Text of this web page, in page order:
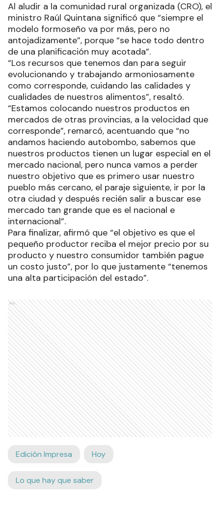
Al aludir a la comunidad rural organizada (CRO), el
ministro Raúl Quintana significó que “siempre el
modelo formoseño va por más, pero no
antojadizamente”, porque “se hace todo dentro
de una planificación muy acotada”.
“Los recursos que tenemos dan para seguir
evolucionando y trabajando armoniosamente
como corresponde, cuidando las calidades y
cualidades de nuestros alimentos”, resaltó.
“Estamos colocando nuestros productos en
mercados de otras provincias, a la velocidad que
corresponde”, remarcó, acentuando que “no
andamos haciendo autobombo, sabemos que
nuestros productos tienen un lugar especial en el
mercado nacional, pero nunca vamos a perder
nuestro objetivo que es primero usar nuestro
pueblo más cercano, el paraje siguiente, ir por la
otra ciudad y después recién salir a buscar ese
mercado tan grande que es el nacional e
internacional”.
Para finalizar, afirmó que “el objetivo es que el
pequeño productor reciba el mejor precio por su
producto y nuestro consumidor también pague
un costo justo”, por lo que justamente “tenemos
una alta participación del estado”.
Ads
Edición Impresa Hoy
Lo que hay que saber